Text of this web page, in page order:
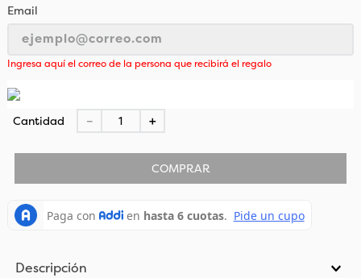
Email
Ingresa aquí el correo de la persona que recibirá el regalo
Cantidad ＋
－
COMPRAR
Descripción